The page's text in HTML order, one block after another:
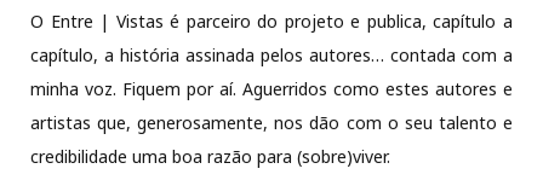
O Entre | Vistas é parceiro do projeto e publica, capítulo a
capítulo, a história assinada pelos autores… contada com a
minha voz. Fiquem por aí. Aguerridos como estes autores e
artistas que, generosamente, nos dão com o seu talento e
credibilidade uma boa razão para (sobre)viver.